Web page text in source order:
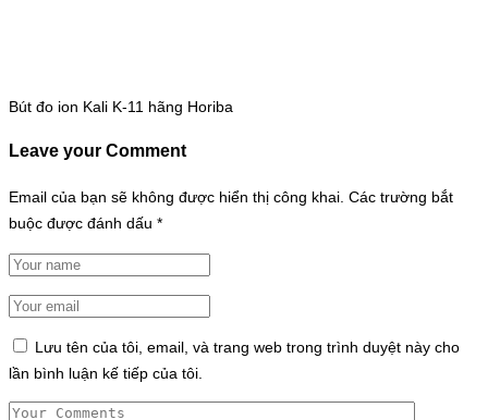
Bút đo ion Kali K-11 hãng Horiba
Leave your Comment
Email của bạn sẽ không được hiển thị công khai. Các trường bắt
buộc được đánh dấu *
Lưu tên của tôi, email, và trang web trong trình duyệt này cho
lần bình luận kế tiếp của tôi.